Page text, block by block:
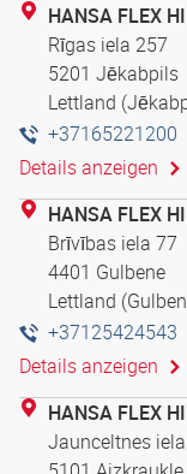
HANSA FLEX
Rīgas iela 257
5201 Jēkabpils
Lettland
+37165221200
Details anzeigen
HANSA FLEX
Brīvības iela 77
4401 Gulbene
Lettland
+37125424543
Details anzeigen
HANSA FLEX
Jaunceltnes